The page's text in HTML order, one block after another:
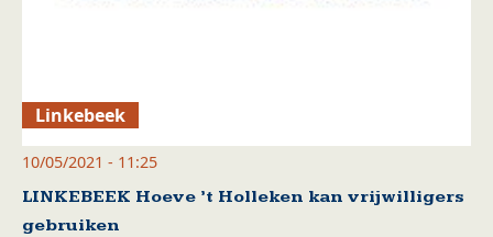
Linkebeek
10/05/2021 - 11:25
LINKEBEEK Hoeve ’t Holleken kan vrijwilligers
gebruiken